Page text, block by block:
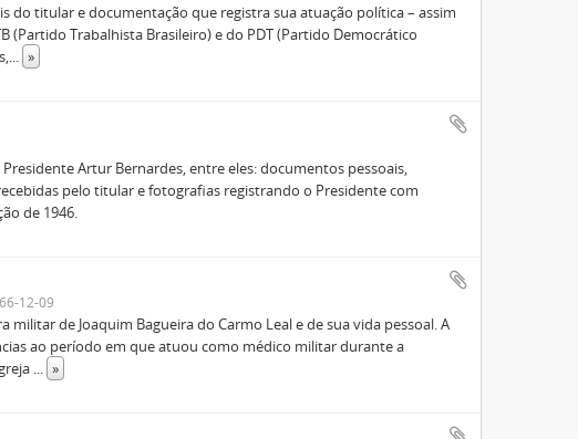
do titular e documentação que registra sua atuação política – assim
(Partido Trabalhista Brasileiro) e do PDT (Partido Democrático
... »
Artur Bernardes, entre eles: documentos pessoais,
pelo titular e fotografias registrando o Presidente com
de 1946.
12-09
militar de Joaquim Bagueira do Carmo Leal e de sua vida pessoal. A
ao período em que atuou como médico militar durante a
... »